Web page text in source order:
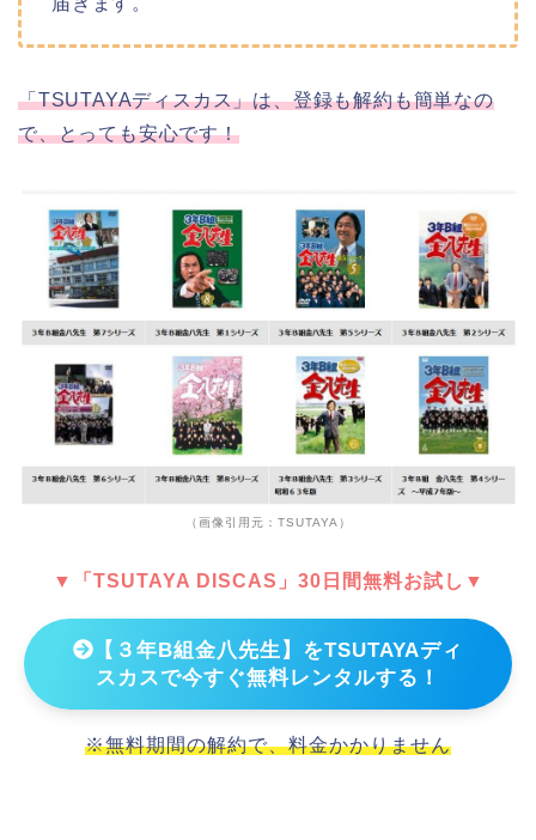
「TSUTAYAディスカス」は、登録も解約も簡単なの
で、とっても安心です！
（画像引用元：TSUTAYA）
▼「TSUTAYA DISCAS」30日間無料お試し▼
【３年B組金八先生】をTSUTAYAディ
スカスで今すぐ無料レンタルする！
※無料期間の解約で、料金かかりません